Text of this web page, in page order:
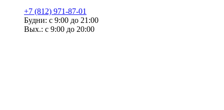
+7 (812) 971-87-01
Будни: с 9:00 до 21:00
Вых.: с 9:00 до 20:00